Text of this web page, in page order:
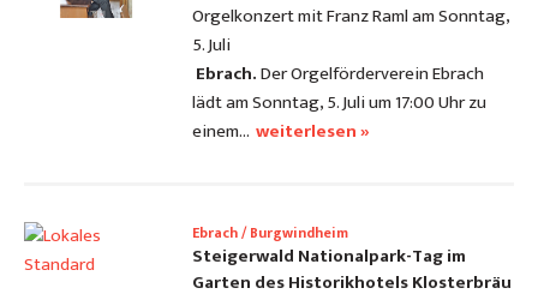
Orgelkonzert mit Franz Raml am Sonntag,
5. Juli
Ebrach.Der Orgelförderverein Ebrach
lädt am Sonntag, 5. Juli um 17:00 Uhr zu
einem… weiterlesen »
Ebrach / Burgwindheim
Steigerwald Nationalpark-Tag im
Garten des Historikhotels Klosterbräu